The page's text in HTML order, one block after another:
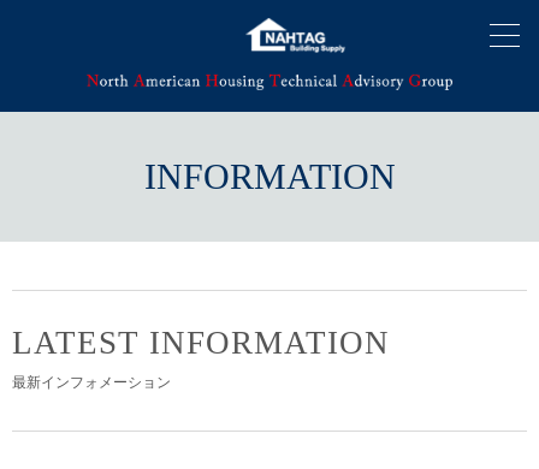
INFORMATION
LATEST INFORMATION
最新インフォメーション